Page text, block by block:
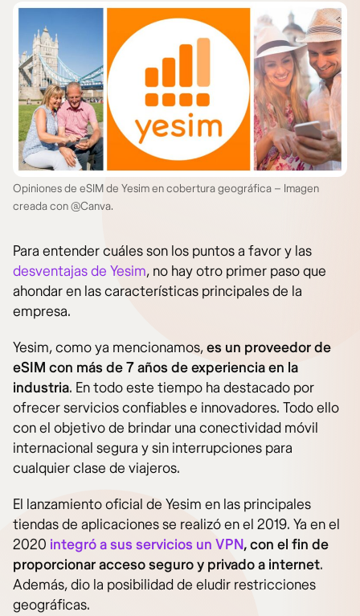
Opiniones de eSIM de Yesim en cobertura geográfica – Imagen
creada con @Canva.
Para entender cuáles son los puntos a favor y las
desventajas de Yesim, no hay otro primer paso que
ahondar en las características principales de la
empresa.
Yesim, como ya mencionamos,es un proveedor de
eSIM con más de 7 años de experiencia en la
industria. En todo este tiempo ha destacado por
ofrecer servicios confiables e innovadores. Todo ello
con el objetivo de brindar una conectividad móvil
internacional segura y sin interrupciones para
cualquier clase de viajeros.
El lanzamiento oficial de Yesim en las principales
tiendas de aplicaciones se realizó en el 2019. Ya en el
2020 integró a sus servicios un VPN, con el fin de
proporcionar acceso seguro y privado a internet.
Además, dio la posibilidad de eludir restricciones
geográficas.